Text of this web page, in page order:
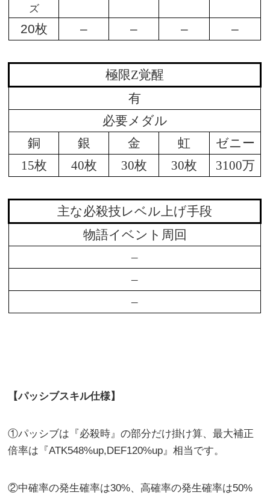
ズ
20枚 – – – –
極限Z覚醒
有
必要メダル
銅
銀 金 虹
ゼニー
15枚
40枚 30枚 30枚 3100万
主な必殺技レベル上げ手段
物語イベント周回
–
–
–
【パッシブスキル仕様】
①パッシブは『必殺時』の部分だけ掛け算、最大補正
倍率は『ATK548%up,DEF120%up』相当です。
②中確率の発生確率は30%、高確率の発生確率は50%